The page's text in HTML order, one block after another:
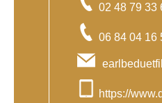
02 48 79 33
06 84 04 16
https://